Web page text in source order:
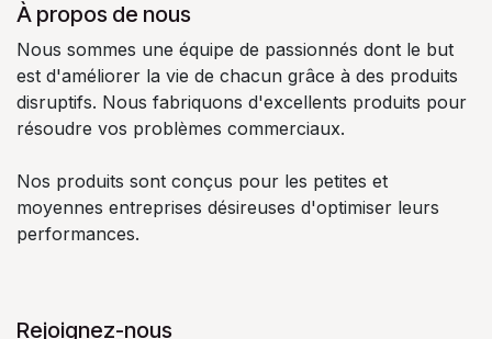
À propos de nous
Nous sommes une équipe de passionnés dont le but
est d'améliorer la vie de chacun grâce à des produits
disruptifs. Nous fabriquons d'excellents produits pour
résoudre vos problèmes commerciaux.
Nos produits sont conçus pour les petites et
moyennes entreprises désireuses d'optimiser leurs
performances.
Rejoignez-nous